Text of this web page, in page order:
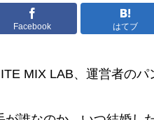
Facebook はてブ
MIX LAB、運営者のパ